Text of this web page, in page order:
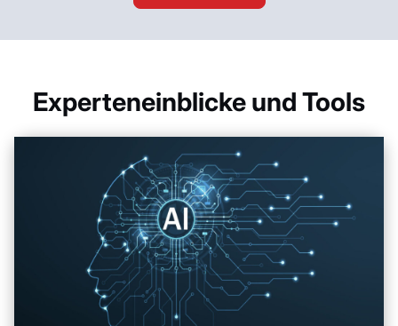
Experteneinblicke und Tools